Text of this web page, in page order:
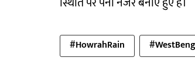
#HowrahRain